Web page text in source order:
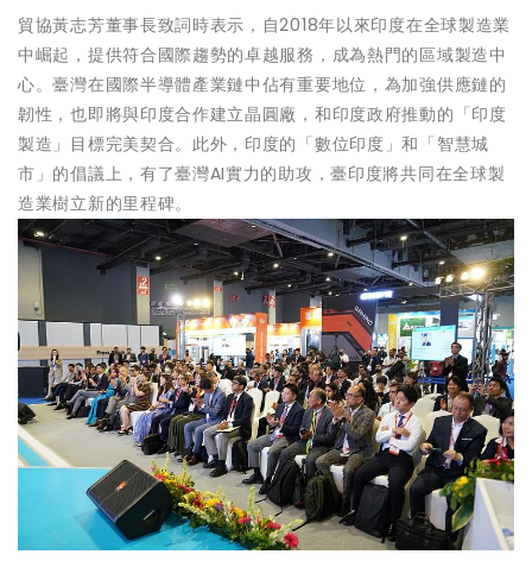
貿協黃志芳董事長致詞時表示，自2018年以來印度在全球製造業
中崛起，提供符合國際趨勢的卓越服務，成為熱門的區域製造中
心。臺灣在國際半導體產業鏈中佔有重要地位，為加強供應鏈的
韌性，也即將與印度合作建立晶圓廠，和印度政府推動的「印度
製造」目標完美契合。此外，印度的「數位印度」和「智慧城
市」的倡議上，有了臺灣AI實力的助攻，臺印度將共同在全球製
造業樹立新的里程碑。